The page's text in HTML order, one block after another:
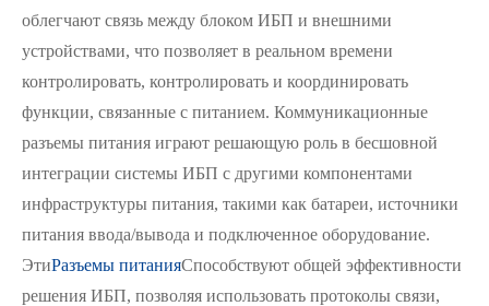
облегчают связь между блоком ИБП и внешними
устройствами, что позволяет в реальном времени
контролировать, контролировать и координировать
функции, связанные с питанием. Коммуникационные
разъемы питания играют решающую роль в бесшовной
интеграции системы ИБП с другими компонентами
инфраструктуры питания, такими как батареи, источники
питания ввода/вывода и подключенное оборудование.
ЭтиРазъемы питанияСпособствуют общей эффективности
решения ИБП, позволяя использовать протоколы связи,